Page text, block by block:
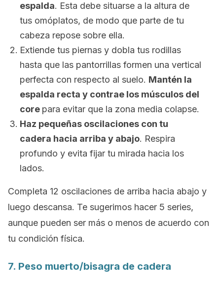
espalda. Esta debe situarse a la altura de
tus omóplatos, de modo que parte de tu
cabeza repose sobre ella.
Extiende tus piernas y dobla tus rodillas
hasta que las pantorrillas formen una vertical
perfecta con respecto al suelo. Mantén la
espalda recta y contrae los músculos del
core para evitar que la zona media colapse.
Haz pequeñas oscilaciones con tu
cadera hacia arriba y abajo. Respira
profundo y evita fijar tu mirada hacia los
lados.
Completa 12 oscilaciones de arriba hacia abajo y
luego descansa. Te sugerimos hacer 5 series,
aunque pueden ser más o menos de acuerdo con
tu condición física.
7. Peso muerto/bisagra de cadera